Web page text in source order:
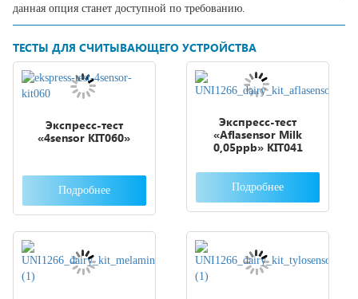
данная опция станет доступной по требованию.
ТЕСТЫ ДЛЯ СЧИТЫВАЮЩЕГО УСТРОЙСТВА
Экспресс-тест
«4sensor KIT060»
Подробнее
Экспресс-тест
«Aflasensor Milk
0,05ppb» KIT041
Подробнее